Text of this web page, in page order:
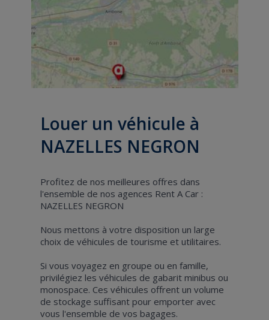
Louer un véhicule à
NAZELLES NEGRON
Profitez de nos meilleures offres dans
l'ensemble de nos agences Rent A Car :
NAZELLES NEGRON
Nous mettons à votre disposition un large
choix de véhicules de tourisme et utilitaires.
Si vous voyagez en groupe ou en famille,
privilégiez les véhicules de gabarit minibus ou
monospace. Ces véhicules offrent un volume
de stockage suffisant pour emporter avec
vous l'ensemble de vos bagages.